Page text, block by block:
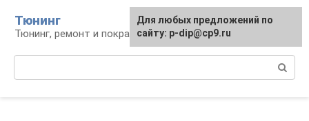
контенту
Тюнинг
Тюнинг, ремонт и покраска автомобиля
Для любых предложений по
сайту: p-dip@cp9.ru